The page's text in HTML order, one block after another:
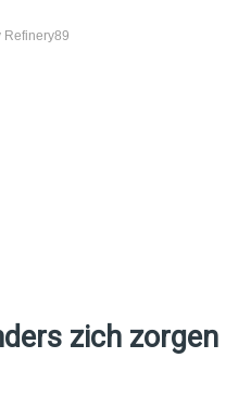
Refinery89
zich zorgen